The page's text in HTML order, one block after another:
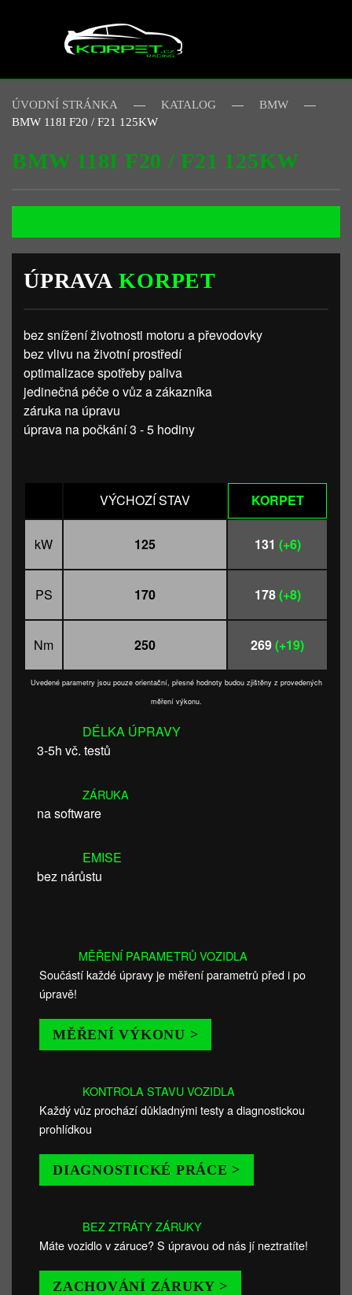
Skip to main content
ÚVODNÍ STRÁNKA KATALOG
BMW
BMW 118I F20 / F21 125KW
BMW 118I F20 / F21 125KW
ÚPRAVAKORPET
bez snížení životnosti motoru a převodovky
bez vlivu na životní prostředí
optimalizace spotřeby paliva
jedinečná péče o vůz a zákazníka
záruka na úpravu
úprava na počkání 3 - 5 hodiny
VÝCHOZÍ STAV KORPET
kW 125 131 (+6)
PS 170 178(+8)
Nm 250 269(+19)
Uvedené parametry jsou pouze orientační, přesné hodnoty budou zjištěny z provedených
měření výkonu.
DÉLKA ÚPRAVY
3-5h vč. testů
ZÁRUKA
na software
EMISE
bez nárůstu
MĚŘENÍ PARAMETRŮ VOZIDLA
Součástí každé úpravy je měření parametrů před i po
úpravě!
MĚŘENÍ VÝKONU >
KONTROLA STAVU VOZIDLA
Každý vůz prochází důkladnými testy a diagnostickou
prohlídkou
DIAGNOSTICKÉ PRÁCE >
BEZ ZTRÁTY ZÁRUKY
Máte vozidlo v záruce? S úpravou od nás jí neztratíte!
ZACHOVÁNÍ ZÁRUKY >